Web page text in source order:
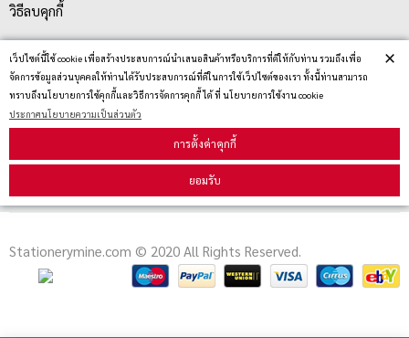
เว็ปไซต์นี้ใช้ cookie เพื่อสร้างประสบการณ์นำเสนอสินค้าหรือบริการที่ดีให้กับท่าน รวมถึงเพื่อ
จัดการข้อมูลส่วนบุคคลให้ท่านได้รับประสบการณ์ที่ดีในการใช้เว็ปไซต์ของเรา ทั้งนี้ท่านสามารถ
ทราบถึงนโยบายการใช้คุกกี้และวิธีการจัดการคุกกี้ ได้ ที่ นโยบายการใช้งาน cookie
ประกาศนโยบายความเป็นส่วนตัว
การตั้งค่าคุกกี้
ยอมรับ
×
วิธีลบคุกกี้
สมัครรับข่าวสาร
รับข่าวสาร
Stationerymine.com © 2020 All Rights Reserved.